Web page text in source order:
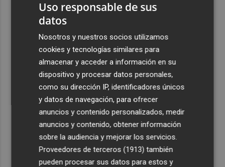
Uso responsable de sus
datos
Nosotros y nuestros socios utilizamos
cookies y tecnologías similares para
almacenar y acceder a información en su
dispositivo y procesar datos personales,
como su dirección IP, identificadores únicos
y datos de navegación, para ofrecer
anuncios y contenido personalizados, medir
anuncios y contenido, obtener información
sobre la audiencia y mejorar los servicios.
Proveedores de terceros (1913) también
pueden procesar sus datos para estos y